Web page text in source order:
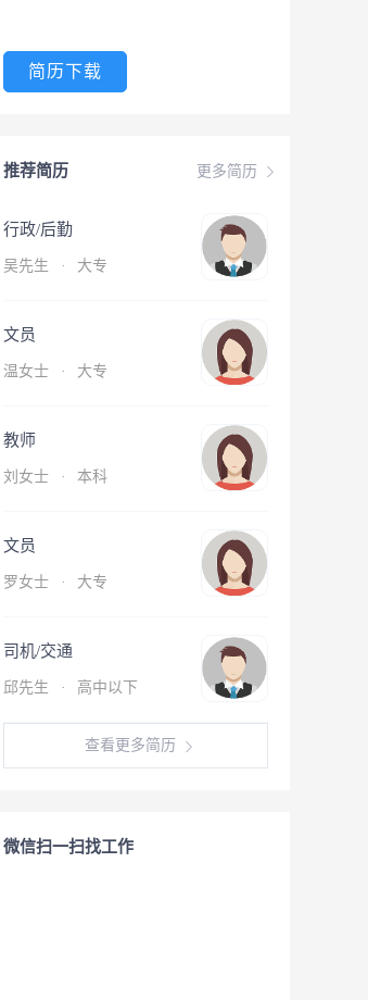
简历下载
更多简历
推荐简历
行政/后勤
吴先生 · 大专
文员
温女士 · 大专
教师
刘女士 · 本科
文员
罗女士 · 大专
司机/交通
邱先生 · 高中以下
查看更多简历
微信扫一扫找工作